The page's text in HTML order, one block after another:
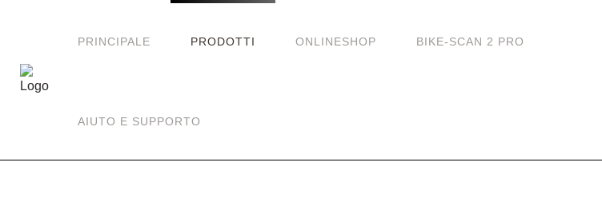
PRINCIPALE PRODOTTI ONLINESHOP BIKE-SCAN 2 PRO
AIUTO E SUPPORTO